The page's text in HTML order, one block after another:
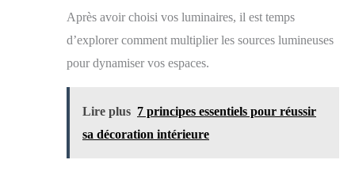
Après avoir choisi vos luminaires, il est temps
d’explorer comment multiplier les sources lumineuses
pour dynamiser vos espaces.
Lire plus 7 principes essentiels pour réussir
sa décoration intérieure